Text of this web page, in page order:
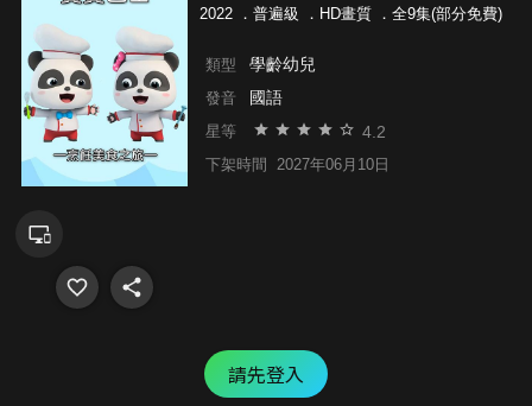
2022 ． 普遍級 ．HD畫質 ．全9集(部分免費)
類型 學齡幼兒
發音 國語
星等 4.2
下架時間 2027年06月10日
請先登入